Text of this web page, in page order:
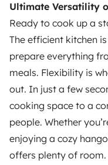
Ultimate Versatility
Ready to cook up a
The efficient kitchen
prepare everything
meals. Flexibility is
out. In just a few
cooking space to a
people. Whether
enjoying a cozy
offers plenty of
Louer un camping-car
Vos premiers pas en
Les avis de nos clients
PROPRIÉTAIRES
Déposer une annonce